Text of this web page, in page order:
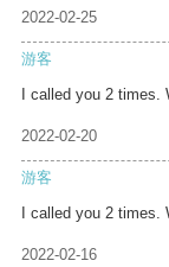
2022-02-25
游客
I called you 2 times.
2022-02-20
游客
I called you 2 times.
2022-02-16